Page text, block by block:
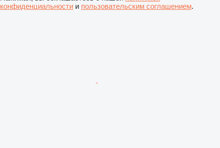
конфиденциальности и пользовательским соглашением.